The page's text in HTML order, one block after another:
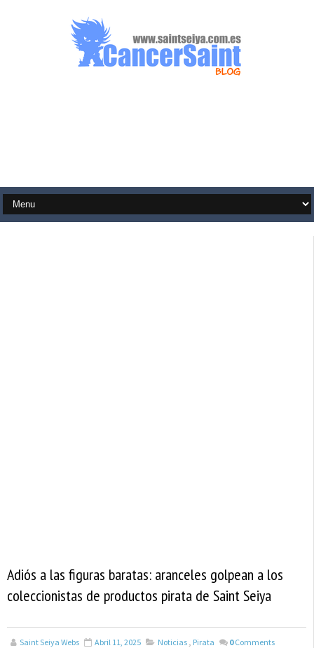
Adiós a las figuras baratas: aranceles golpean a los
coleccionistas de productos pirata de Saint Seiya
Saint Seiya Webs Abril 11, 2025 Noticias , Pirata 0 Comments